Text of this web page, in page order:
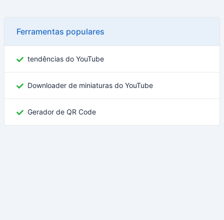
Ferramentas populares
tendências do YouTube
Downloader de miniaturas do YouTube
Gerador de QR Code